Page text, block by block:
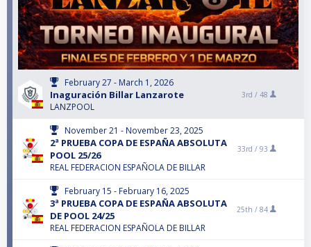
February 27 - March 1, 2026
Inaguración Billar Lanzarote
LANZPOOL
3rd / 48
November 21 - November 23, 2025
2ª PRUEBA COPA DE ESPAÑA ABSOLUTA
POOL 25/26
REAL FEDERACION ESPAÑOLA DE BILLAR
33rd / 93
February 15 - February 16, 2025
3ª PRUEBA COPA DE ESPAÑA ABSOLUTA
DE POOL 24/25
REAL FEDERACION ESPAÑOLA DE BILLAR
25th / 84